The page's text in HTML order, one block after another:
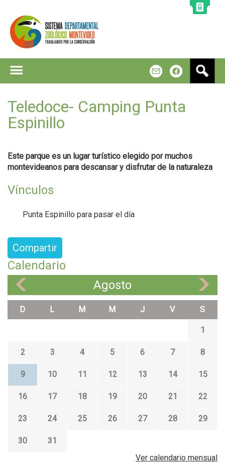
Teledoce- Camping Punta
Espinillo
Este parque es un lugar turístico elegido por muchos
montevideanos para descansar y disfrutar de la naturaleza
Vínculos
Punta Espinillo para pasar el día
Compartir
Calendario
Agosto
D L M M J V S
1
2 3 4 5 6 7 8
9 10 11 12 13 14 15
16 17 18 19 20 21 22
23 24 25 26 27 28 29
30
31
Ver calendario mensual
s